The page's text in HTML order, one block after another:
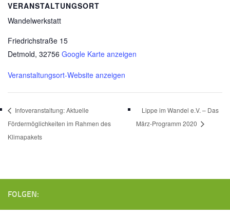
VERANSTALTUNGSORT
Wandelwerkstatt
Friedrichstraße 15
Detmold, 32756 Google Karte anzeigen
Veranstaltungsort-Website anzeigen
Infoveranstaltung: Aktuelle
Fördermöglichkeiten im Rahmen des
Klimapakets
Lippe im Wandel e.V. – Das
März-Programm 2020
FOLGEN: